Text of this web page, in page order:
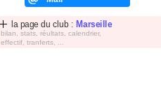
la page du club : Marseille
bilan, stats, réultats, calendrier,
effectif, tranferts, ...